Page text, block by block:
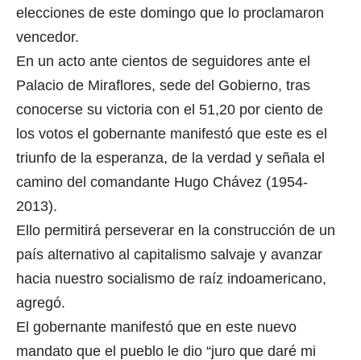
elecciones de este domingo que lo proclamaron
vencedor.
En un acto ante cientos de seguidores ante el
Palacio de Miraflores, sede del Gobierno, tras
conocerse su victoria con el 51,20 por ciento de
los votos el gobernante manifestó que este es el
triunfo de la esperanza, de la verdad y señala el
camino del comandante Hugo Chávez (1954-
2013).
Ello permitirá perseverar en la construcción de un
país alternativo al capitalismo salvaje y avanzar
hacia nuestro socialismo de raíz indoamericano,
agregó.
El gobernante manifestó que en este nuevo
mandato que el pueblo le dio “juro que daré mi